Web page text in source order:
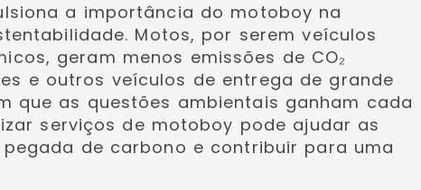
a importância do motoboy na
Motos, por serem veículos
geram menos emissões de CO₂
e outros veículos de entrega de grande
que as questões ambientais ganham cada
serviços de motoboy pode ajudar as
de carbono e contribuir para uma